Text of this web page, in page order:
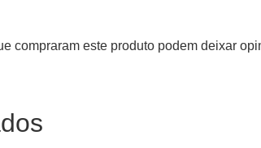
compraram este produto podem deixar